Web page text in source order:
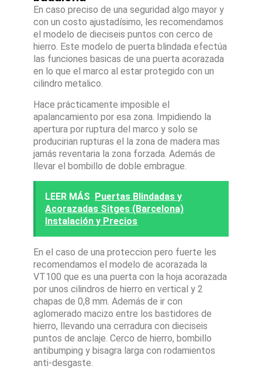
En caso preciso de una seguridad algo mayor y
con un costo ajustadísimo, les recomendamos
el modelo de dieciseis puntos con cerco de
hierro. Este modelo de puerta blindada efectúa
las funciones basicas de una puerta acorazada
en lo que el marco al estar protegido con un
cilindro metalico.
Hace prácticamente imposible el
apalancamiento por esa zona. Impidiendo la
apertura por ruptura del marco y solo se
producirian rupturas el la zona de madera mas
jamás reventaria la zona forzada. Además de
llevar el bombillo de doble embrague.
LEER MÁS Puertas Blindadas y
Acorazadas Sitges (Barcelona)
Instalación y Precios
En el caso de una proteccion pero fuerte les
recomendamos el modelo de acorazada la
VT100 que es una puerta con la hoja acorazada
por unos cilindros de hierro en vertical y 2
chapas de 0,8 mm. Además de ir con
aglomerado macizo entre los bastidores de
hierro, llevando una cerradura con dieciseis
puntos de anclaje. Cerco de hierro, bombillo
antibumping y bisagra larga con rodamientos
anti-desgaste.